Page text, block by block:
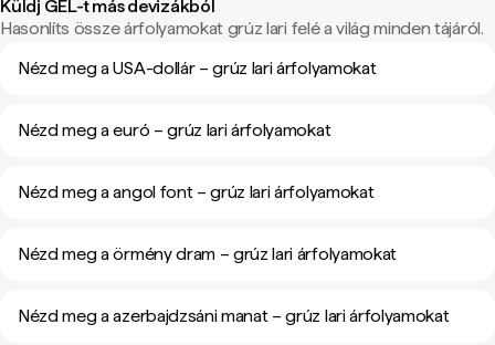
Küldj GEL-t más devizákból
Hasonlíts össze árfolyamokat grúz lari felé a világ minden tájáról.
Nézd meg a USA-dollár – grúz lari árfolyamokat
Nézd meg a euró – grúz lari árfolyamokat
Nézd meg a angol font – grúz lari árfolyamokat
Nézd meg a örmény dram – grúz lari árfolyamokat
Nézd meg a azerbajdzsáni manat – grúz lari árfolyamokat